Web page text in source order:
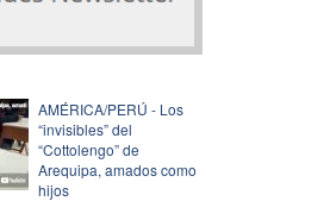
AMÉRICA/PERÚ - Los
“invisibles” del
“Cottolengo” de
Arequipa, amados como
hijos